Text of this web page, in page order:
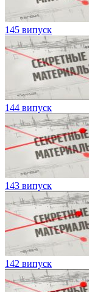
145 випуск
144 випуск
143 випуск
142 випуск